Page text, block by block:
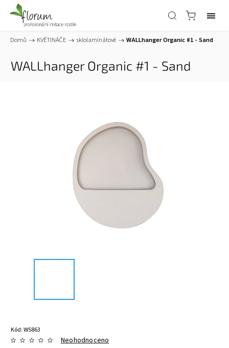
Domů / KVĚTINÁČE / sklolaminátové / WALLhanger Organic #1 - Sand
WALLhanger Organic #1 - Sand
Kód:WS863
Neohodnoceno